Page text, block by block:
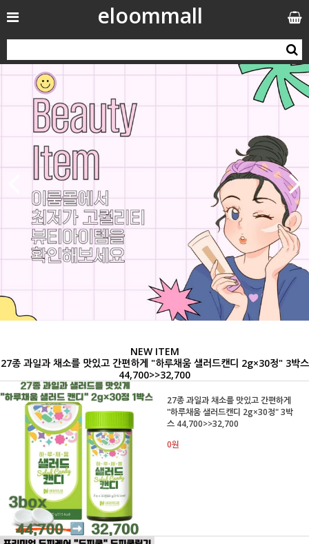
eloommall
NEW ITEM
27종 과일과 채소를 맛있고 간편하게 "하루채움 샐러드캔디 2g×30정" 3박스
44,700>>32,700
27종 과일과 채소를 맛있고 간편하게
"하루채움 샐러드캔디 2g×30정" 3박
스 44,700>>32,700
0원